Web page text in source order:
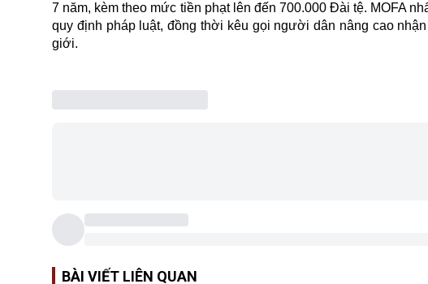
7 năm, kèm theo mức tiền phạt lên đến 700.000 Đài tệ. MOFA
quy định pháp luật, đồng thời kêu gọi người dân nâng cao
giới.
BÀI VIẾT LIÊN QUAN